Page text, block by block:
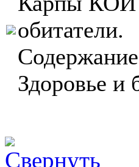
обитатели.
Здоровье и